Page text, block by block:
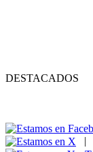
DESTACADOS
|